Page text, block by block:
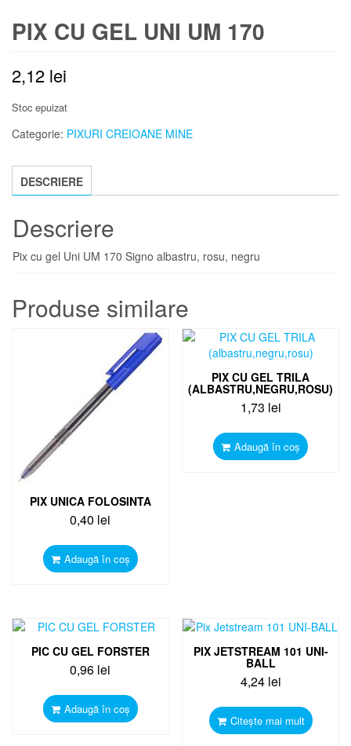
PIX CU GEL UNI UM 170
2,12 lei
Stoc epuizat
Categorie: PIXURI CREIOANE MINE
DESCRIERE
Descriere
Pix cu gel Uni UM 170 Signo albastru, rosu, negru
Produse similare
PIX UNICA FOLOSINTA
0,40 lei
Adaugă în coș
PIX CU GEL TRILA
(ALBASTRU,NEGRU,ROSU)
1,73 lei
Adaugă în coș
PIC CU GEL FORSTER
0,96 lei
Adaugă în coș
PIX JETSTREAM 101 UNI-
BALL
4,24 lei
Citește mai mult